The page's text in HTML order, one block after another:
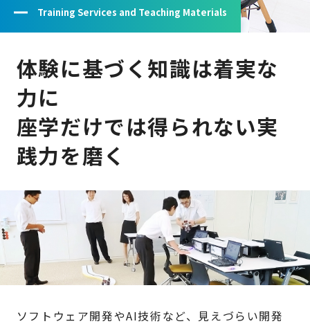
Training Services and Teaching Materials
体験に基づく知識は着実な
力に
座学だけでは得られない実
践力を磨く
ソフトウェア開発やAI技術など、見えづらい開発